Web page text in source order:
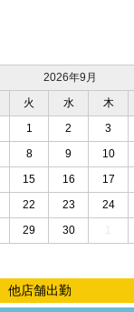
2026年9月
火 水 木
1 2 3
8 9 10
15 16 17
22 23 24
29 30
他店舗出勤